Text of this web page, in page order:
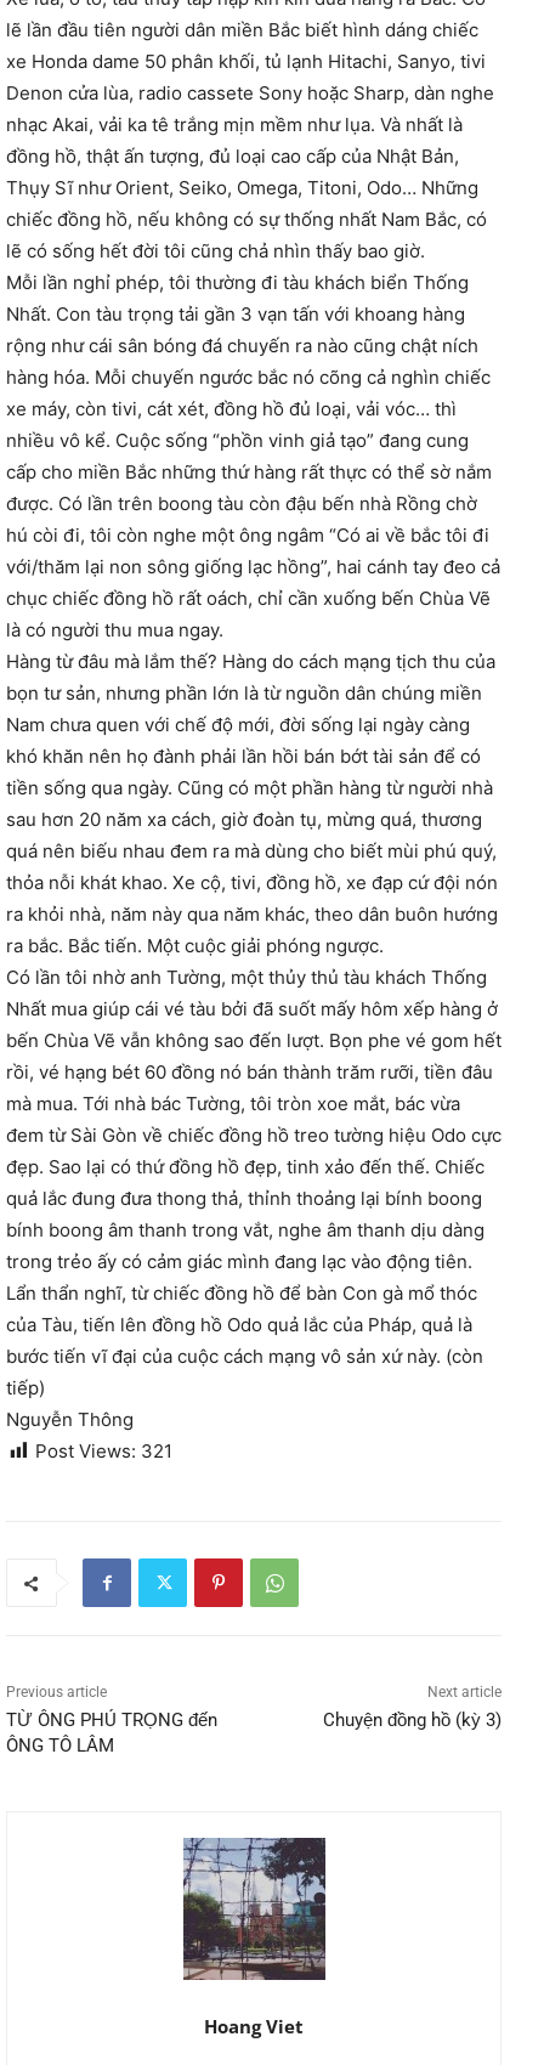
lẽ lần đầu tiên người dân miền Bắc biết hình dáng chiếc
xe Honda dame 50 phân khối, tủ lạnh Hitachi, Sanyo, tivi
Denon cửa lùa, radio cassete Sony hoặc Sharp, dàn nghe
nhạc Akai, vải ka tê trắng mịn mềm như lụa. Và nhất là
đồng hồ, thật ấn tượng, đủ loại cao cấp của Nhật Bản,
Thụy Sĩ như Orient, Seiko, Omega, Titoni, Odo… Những
chiếc đồng hồ, nếu không có sự thống nhất Nam Bắc, có
lẽ có sống hết đời tôi cũng chả nhìn thấy bao giờ.
Mỗi lần nghỉ phép, tôi thường đi tàu khách biển Thống
Nhất. Con tàu trọng tải gần 3 vạn tấn với khoang hàng
rộng như cái sân bóng đá chuyến ra nào cũng chật ních
hàng hóa. Mỗi chuyến ngước bắc nó cõng cả nghìn chiếc
xe máy, còn tivi, cát xét, đồng hồ đủ loại, vải vóc… thì
nhiều vô kể. Cuộc sống “phồn vinh giả tạo” đang cung
cấp cho miền Bắc những thứ hàng rất thực có thể sờ nắm
được. Có lần trên boong tàu còn đậu bến nhà Rồng chờ
hú còi đi, tôi còn nghe một ông ngâm “Có ai về bắc tôi đi
với/thăm lại non sông giống lạc hồng”, hai cánh tay đeo cả
chục chiếc đồng hồ rất oách, chỉ cần xuống bến Chùa Vẽ
là có người thu mua ngay.
Hàng từ đâu mà lắm thế? Hàng do cách mạng tịch thu của
bọn tư sản, nhưng phần lớn là từ nguồn dân chúng miền
Nam chưa quen với chế độ mới, đời sống lại ngày càng
khó khăn nên họ đành phải lần hồi bán bớt tài sản để có
tiền sống qua ngày. Cũng có một phần hàng từ người nhà
sau hơn 20 năm xa cách, giờ đoàn tụ, mừng quá, thương
quá nên biếu nhau đem ra mà dùng cho biết mùi phú quý,
thỏa nỗi khát khao. Xe cộ, tivi, đồng hồ, xe đạp cứ đội nón
ra khỏi nhà, năm này qua năm khác, theo dân buôn hướng
ra bắc. Bắc tiến. Một cuộc giải phóng ngược.
Có lần tôi nhờ anh Tường, một thủy thủ tàu khách Thống
Nhất mua giúp cái vé tàu bởi đã suốt mấy hôm xếp hàng ở
bến Chùa Vẽ vẫn không sao đến lượt. Bọn phe vé gom hết
rồi, vé hạng bét 60 đồng nó bán thành trăm rưỡi, tiền đâu
mà mua. Tới nhà bác Tường, tôi tròn xoe mắt, bác vừa
đem từ Sài Gòn về chiếc đồng hồ treo tường hiệu Odo cực
đẹp. Sao lại có thứ đồng hồ đẹp, tinh xảo đến thế. Chiếc
quả lắc đung đưa thong thả, thỉnh thoảng lại bính boong
bính boong âm thanh trong vắt, nghe âm thanh dịu dàng
trong trẻo ấy có cảm giác mình đang lạc vào động tiên.
Lẩn thẩn nghĩ, từ chiếc đồng hồ để bàn Con gà mổ thóc
của Tàu, tiến lên đồng hồ Odo quả lắc của Pháp, quả là
bước tiến vĩ đại của cuộc cách mạng vô sản xứ này. (còn
tiếp)
Nguyễn Thông
Post Views: 321
Previous article
TỪ ÔNG PHÚ TRỌNG đến
ÔNG TÔ LÂM
Next article
Chuyện đồng hồ (kỳ 3)
Hoang Viet